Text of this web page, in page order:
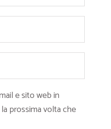
e sito web in
prossima volta che